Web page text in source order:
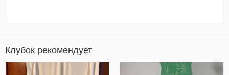
Клубок рекомендует